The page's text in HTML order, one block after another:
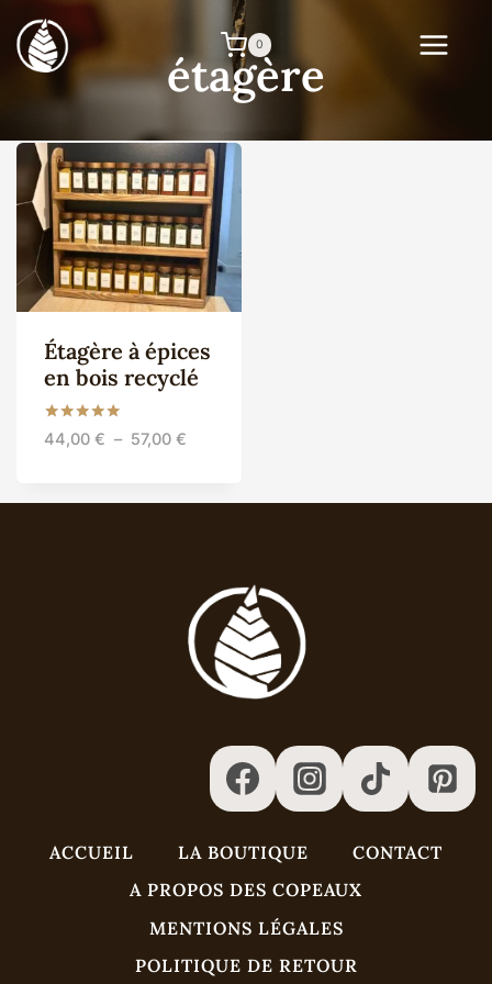
au
contenu
0
étagère
Étagère à épices
en bois recyclé
Note
5.00
44,00 € – 57,00 €Plage
ACCUEIL LA BOUTIQUE
CONTACT
A PROPOS DES COPEAUX
MENTIONS LÉGALES
POLITIQUE DE RETOUR